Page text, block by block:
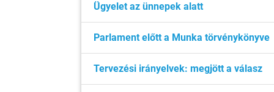
Ügyelet az ünnepek alatt
Parlament előtt a Munka törvénykönyve
Tervezési irányelvek: megjött a válasz